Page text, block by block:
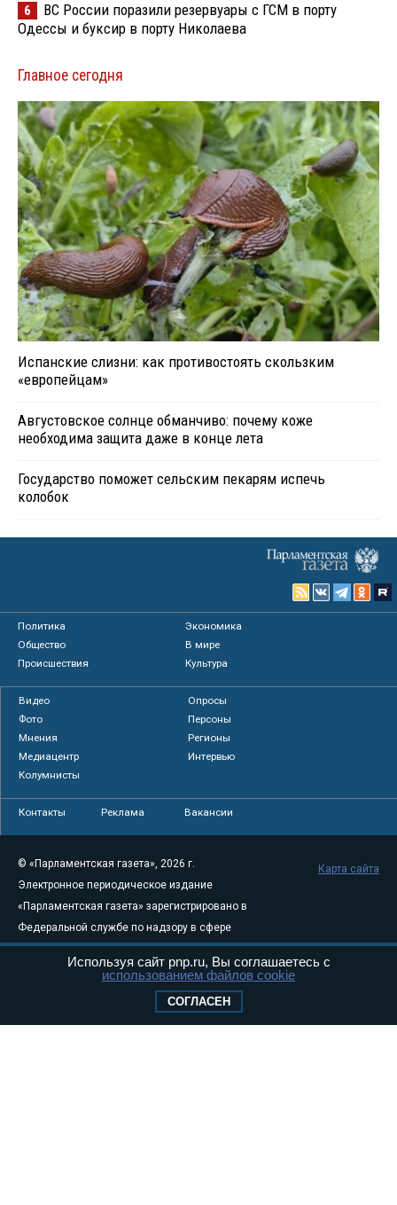
6
ВС России поразили резервуары с ГСМ в порту
Одессы и буксир в порту Николаева
Главное сегодня
Испанские слизни: как противостоять скользким
«европейцам»
Августовское солнце обманчиво: почему коже
необходима защита даже в конце лета
Государство поможет сельским пекарям испечь
колобок
Политика
Экономика
Общество
В мире
Происшествия
Культура
Видео
Опросы
Фото
Персоны
Мнения
Регионы
Медиацентр
Интервью
Колумнисты
Контакты Реклама Вакансии
© «Парламентская газета», 2026 г.
Электронное периодическое издание
«Парламентская газета» зарегистрировано в
Федеральной службе по надзору в сфере
связи, информационных технологий и
массовых коммуникаций (Роскомнадзор) 05
Свидетельство о регистрации Эл № ФС77-
Карта сайта
Используя сайт pnp.ru, Вы соглашаетесь с
использованием файлов cookie
СОГЛАСЕН